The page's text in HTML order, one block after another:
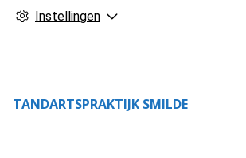
Instellingen
TANDARTSPRAKTIJK SMILDE